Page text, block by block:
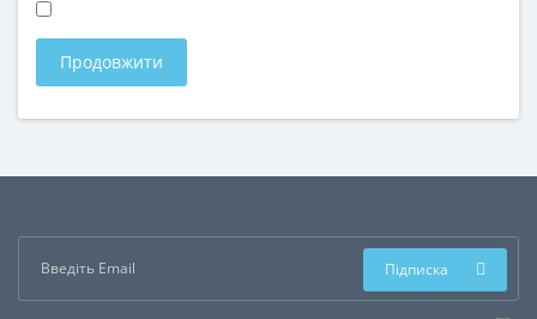
Продовжити
Підписка